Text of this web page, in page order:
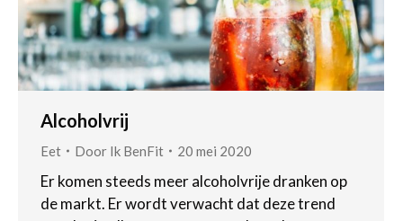
Alcoholvrij
Eet Door Ik BenFit 20 mei 2020
Er komen steeds meer alcoholvrije dranken op
de markt. Er wordt verwacht dat deze trend